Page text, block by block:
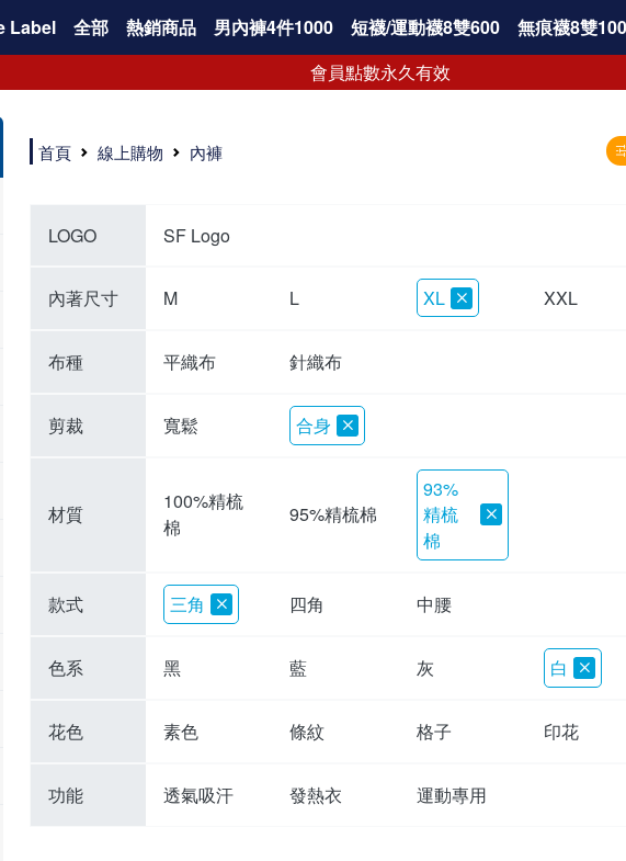
Label 全部 熱銷商品 男內褲4件1000 短襪/運動襪8雙600 無痕襪8雙
會員點數永久有效
選擇內褲、平口褲、純棉內褲首重品質。舒適、透氣的內褲、平口褲、純棉內褲能影響健康，須謹慎挑選。三花內褲透氣不悶，值得信賴！
三花內褲、平口褲、純棉內褲50年來持續升級，符合人體工學設計，柔軟無勒痕的鬆緊帶。三花內褲是肌膚好友，口碑熱銷！
選擇內褲首重品質。三花內褲50年來不斷升級，證明其卓越品質。符合人體工學剪裁，柔軟無痕鬆緊帶，是必買首選。兼具品質與外型，與肌膚零感接觸，穿著舒適，看來有質感。三花內褲設計獨特，質料優良，專業剪裁，呵護肌膚。新鮮高品質棉材製成，多款選擇，耐洗耐穿，三花內褲絕對首選。
"內褲購買及使用經驗網友來信分享 近年來，我經常在大型連鎖賣場如佳瑪、美華泰等地看到三花內褲的展示。最近一兩年，甚至百貨公司及街頭店鋪都開始大量出現三花專櫃或專賣店。我猜測，這應該是三花在營運策略上的調整，才使得這些改變成為現實。 本來，三花內褲一直是消費者選購內褲時的熱門選項之一。內褲櫃點的增多使我更加注意到這個品牌，因此我在選購內褲時，特意多研究了一下三花內褲的設計。 先從內褲外層包裝談起，有些內褲有PP袋包裝，有些則沒有。雖然這是一件小事，但我發現朋友們中有人會介意內褲包裝沒有PP袋。他們認為沒有PP袋會使包裝不夠精美。對我來說，有PP袋確實能提升包裝的精緻度，但內褲不裝PP袋其實也算是環保。所以，這就看每個人對內褲包裝的需求和感受了。 每次購買內褲時，我都會特別帶一件五片式剪裁的內褲。三花的平口內褲被稱為全國第一件五片式剪裁內褲，這話應該不是隨便說說的，畢竟三花是一個擁有超過50年歷史的老品牌，專注於研發和改良內褲。當初，我覺得這種設計有些花俏，只是圖個新鮮買來試試，結果發現內褲多一片真的有其優勢，尤其是減少了內褲卡屁的次數。雖然這個狀況不可能完全消失，但大大增加了穿著的舒適度。 三花內褲的價格也在我能接受的範圍內，因此它逐漸成為我的心頭好。此外，內褲選購時的另一個重要因素是鬆緊帶。看內褲是否舊了，第一眼通常看鬆緊帶。故意或不小心露出內褲褲頭的時候，印象分數也是由鬆緊帶決定的。 很多內褲品牌強調鬆緊帶的造型及花樣，這類內褲非常適合一些特殊場合，如單身聯誼或約會時穿著，能夠加分不少。日常使用的內褲則建議選擇鬆緊帶不易鬆垮的，花樣其次。三花特別強調內褲鬆緊帶的耐洗度，而其他品牌鮮少提及這一點。 分場合選擇內褲是我的習慣。特殊場合內褲要講究一點，但平日則需要選擇鬆緊帶有保障的內褲。畢竟，內褲是每天陪伴我們超過12個小時的衣物，找到適合自己且耐洗耐穿高CP值的內褲才是最明智的選擇。 內褲畢竟是消耗品，定期更換非常重要。如果內褲沾染到髒污或處於潮濕的環境，就不應該撐太久。這是因為內褲長期接觸身體的重要部位，所以選擇和保養都要謹慎。 以上是我個人的內褲使用分享，並非業配，不代表任何人的立場。內褲還是要以自身體驗最為準確。希望大家都能找到適合自己的內褲，並多多支持台灣品牌。"
首頁 線上購物 內褲
LOGO SF Logo
內著尺寸 M L XL XXL
布種 平織布 針織布
剪裁 寬鬆 合身
材質
100%精梳
棉
95%精梳棉
93%
精梳
棉
款式 三角 四角 中腰
色系 黑 藍 灰 白
花色 素色 條紋 格子 印花
功能 透氣吸汗 發熱衣 運動專用